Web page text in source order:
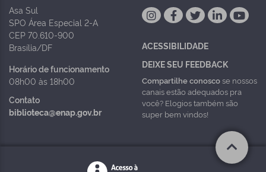
Asa Sul
SPO Área Especial 2-A
CEP 70.610-900
Brasília/DF
Horário de funcionamento
08h00 às 18h00
Contato
biblioteca@enap.gov.br
ACESSIBILIDADE
DEIXE SEU FEEDBACK
Compartilhe conoscose nossos
canais estão adequados pra
você? Elogios também são
super bem vindos!